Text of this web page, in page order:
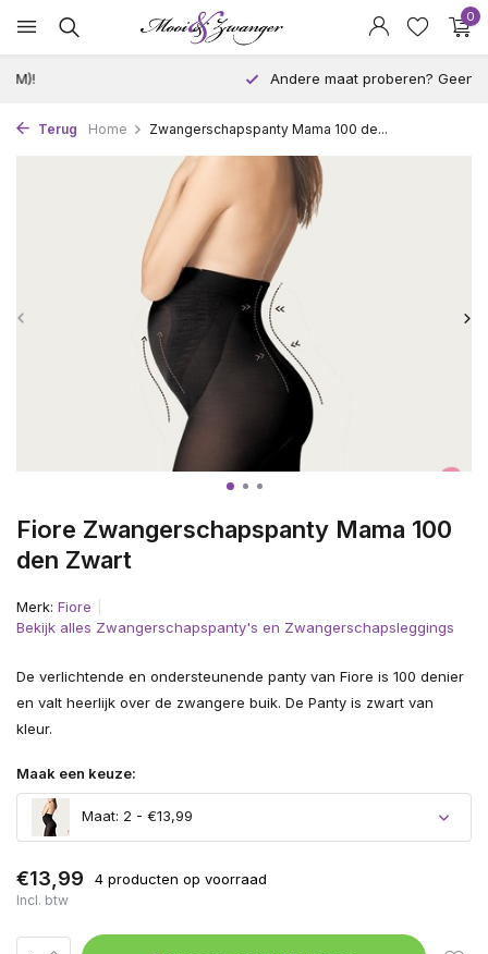
0
Andere maat proberen? Geen probleem!
Terug Home Zwangerschapspanty Mama 100 de...
Fiore Zwangerschapspanty Mama 100
den Zwart
Merk: Fiore
Bekijk alles Zwangerschapspanty's en Zwangerschapsleggings
De verlichtende en ondersteunende panty van Fiore is 100 denier
en valt heerlijk over de zwangere buik. De Panty is zwart van
kleur.
Maak een keuze:
Maat: 2 - €13,99
€13,99 4 producten op voorraad
Incl. btw